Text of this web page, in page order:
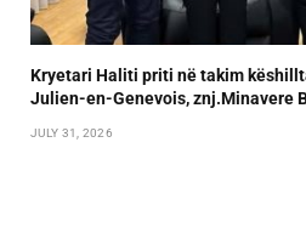
Kryetari Haliti priti në takim
Julien-en-Genevois, znj.Minavere
JULY 31, 2026